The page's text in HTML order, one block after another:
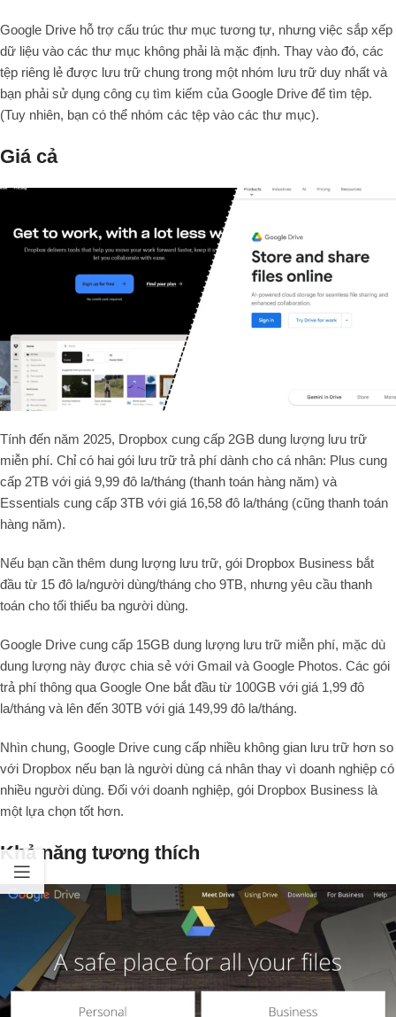
Google Drive hỗ trợ cấu trúc thư mục tương tự, nhưng việc sắp xếp
dữ liệu vào các thư mục không phải là mặc định. Thay vào đó, các
tệp riêng lẻ được lưu trữ chung trong một nhóm lưu trữ duy nhất và
bạn phải sử dụng công cụ tìm kiếm của Google Drive để tìm tệp.
(Tuy nhiên, bạn có thể nhóm các tệp vào các thư mục).
Giá cả
Tính đến năm 2025, Dropbox cung cấp 2GB dung lượng lưu trữ
miễn phí. Chỉ có hai gói lưu trữ trả phí dành cho cá nhân: Plus cung
cấp 2TB với giá 9,99 đô la/tháng (thanh toán hàng năm) và
Essentials cung cấp 3TB với giá 16,58 đô la/tháng (cũng thanh toán
hàng năm).
Nếu bạn cần thêm dung lượng lưu trữ, gói Dropbox Business bắt
đầu từ 15 đô la/người dùng/tháng cho 9TB, nhưng yêu cầu thanh
toán cho tối thiểu ba người dùng.
Google Drive cung cấp 15GB dung lượng lưu trữ miễn phí, mặc dù
dung lượng này được chia sẻ với Gmail và Google Photos. Các gói
trả phí thông qua Google One bắt đầu từ 100GB với giá 1,99 đô
la/tháng và lên đến 30TB với giá 149,99 đô la/tháng.
Nhìn chung, Google Drive cung cấp nhiều không gian lưu trữ hơn so
với Dropbox nếu bạn là người dùng cá nhân thay vì doanh nghiệp có
nhiều người dùng. Đối với doanh nghiệp, gói Dropbox Business là
một lựa chọn tốt hơn.
Khả năng tương thích